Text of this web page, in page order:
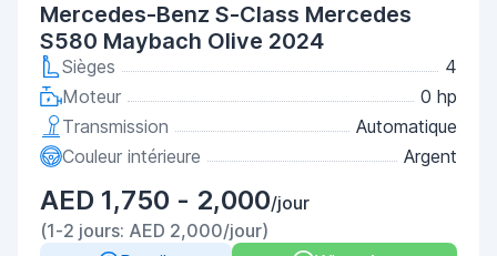
Mercedes-Benz S-Class Mercedes
S580 Maybach Olive 2024
Sièges
4
Moteur
0 hp
Transmission
Automatique
Couleur intérieure
Argent
AED 1,750 - 2,000/jour
(1-2 jours: AED 2,000/jour)